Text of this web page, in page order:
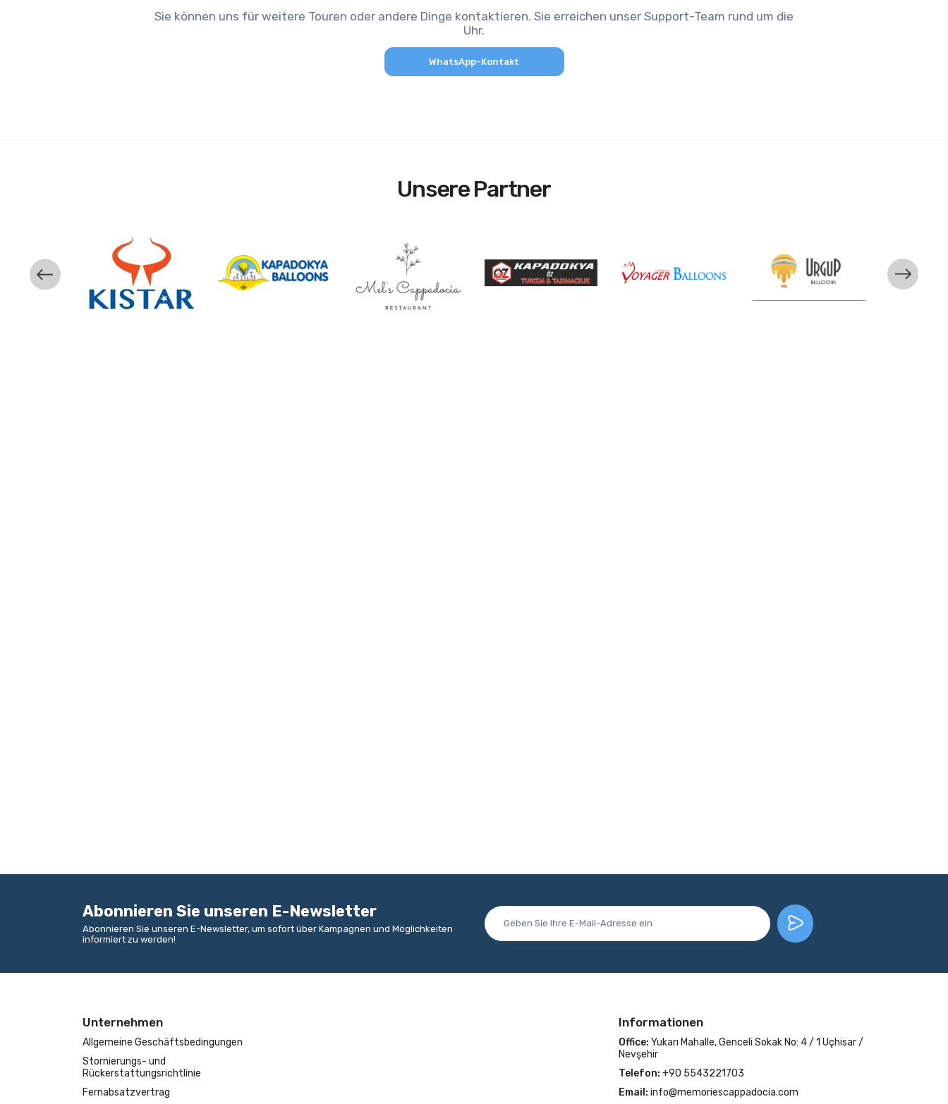
Sie können uns für weitere Touren oder andere Dinge kontaktieren. Sie erreichen unser Support-Team rund um die
Uhr.
WhatsApp-Kontakt
Unsere Partner
Abonnieren Sie unseren E-Newsletter
Abonnieren Sie unseren E-Newsletter, um sofort über Kampagnen und Möglichkeiten
informiert zu werden!
Unternehmen
Allgemeine Geschäftsbedingungen
Stornierungs- und
Rückerstattungsrichtlinie
Fernabsatzvertrag
Informationen
Office: Yukarı Mahalle, Genceli Sokak No: 4 / 1 Uçhisar /
Nevşehir
Telefon: +90 5543221703
Email: info@memoriescappadocia.com